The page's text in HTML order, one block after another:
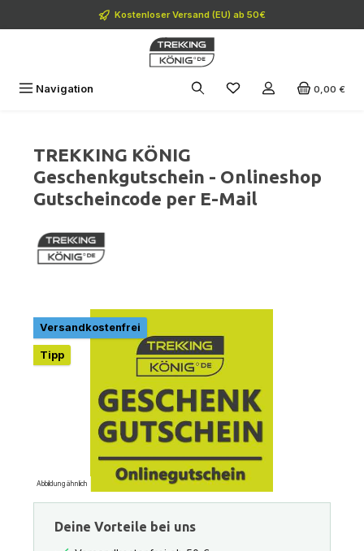
Zum Hauptinhalt springenKostenloser Versand (EU) ab 50€
Navigation 0,00 €
TREKKING KÖNIG
Geschenkgutschein - Onlineshop
Gutscheincode per E-Mail
Bildergalerie überspringen
Versandkostenfrei
Tipp
Abbildung ähnlich
Deine Vorteile bei uns